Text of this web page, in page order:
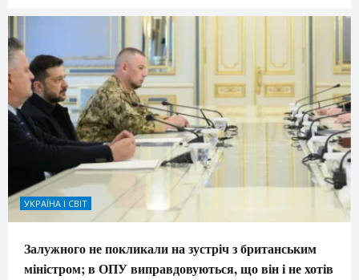
УКРАЇНА І СВІТ
Залужного не покликали на зустріч з британським
міністром; в ОПУ виправдовуються, що він і не хотів